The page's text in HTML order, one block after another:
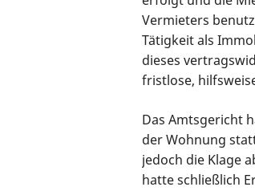
Vermieters
Tätigkeit als
dieses
fristlose,
Das Amtsgericht
der Wohnung
jedoch die Klage
hatte schließlich